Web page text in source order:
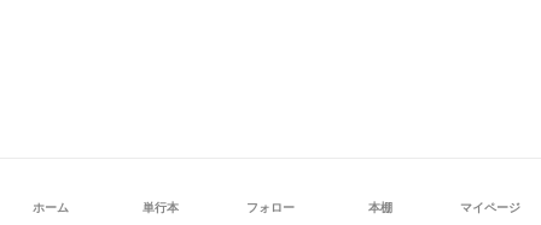
ホーム 単行本 フォロー 本棚 マイページ